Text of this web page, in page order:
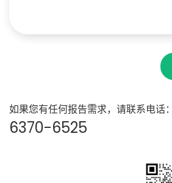
如果您有任何报告需求，请联系电话：
6370-6525